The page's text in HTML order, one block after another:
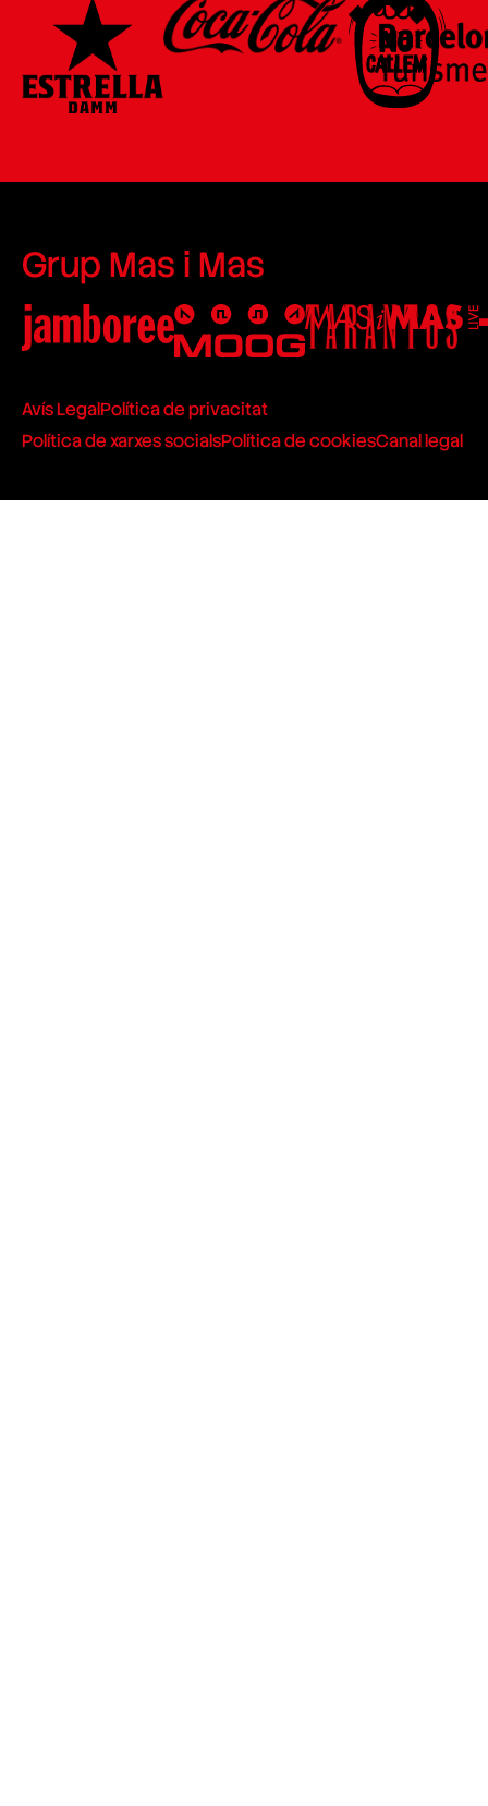
Grup Mas i Mas
Avís LegalPolítica de privacitat
Política de xarxes socialsPolítica de cookiesCanal legal